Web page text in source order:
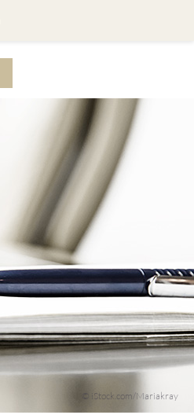
© iStock.com/Mariakray